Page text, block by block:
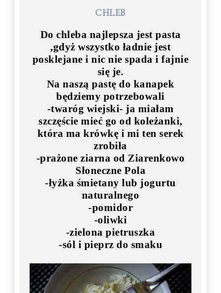
CHLEB
Do chleba najlepsza jest pasta
,gdyż wszystko ładnie jest
posklejane i nic nie spada i fajnie
się je.
Na naszą pastę do kanapek
będziemy potrzebowali
-twaróg wiejski- ja miałam
szczęście mieć go od koleżanki,
która ma krówkę i mi ten serek
zrobiła
-prażone ziarna od Ziarenkowo
Słoneczne Pola
-łyżka śmietany lub jogurtu
naturalnego
-pomidor
-oliwki
-zielona pietruszka
-sól i pieprz do smaku